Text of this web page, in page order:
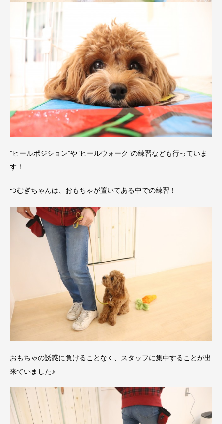
”ヒールポジション”や”ヒールウォーク”の練習なども行っていま
す！
つむぎちゃんは、おもちゃが置いてある中での練習！
おもちゃの誘惑に負けることなく、スタッフに集中することが出
来ていました♪